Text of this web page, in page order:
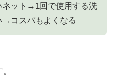
ネット→1回で使用する洗
→コスパもよくなる